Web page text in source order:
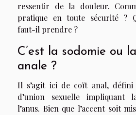
ressentir de la douleur.
pratique en toute sécurité ?
faut-il prendre ?
C’est la sodomie ou
anale ?
Il s’agit ici de coït anal, défini
d’union sexuelle impliquant
l’anus. Bien que l’accent soit